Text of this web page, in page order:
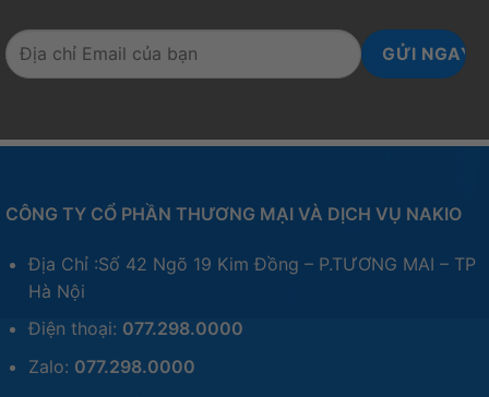
CÔNG TY CỔ PHẦN THƯƠNG MẠI VÀ DỊCH VỤ NAKIO
Địa Chỉ :Số 42 Ngõ 19 Kim Đồng – P.TƯƠNG MAI – TP
Hà Nội
Điện thoại: 077.298.0000
Zalo: 077.298.0000